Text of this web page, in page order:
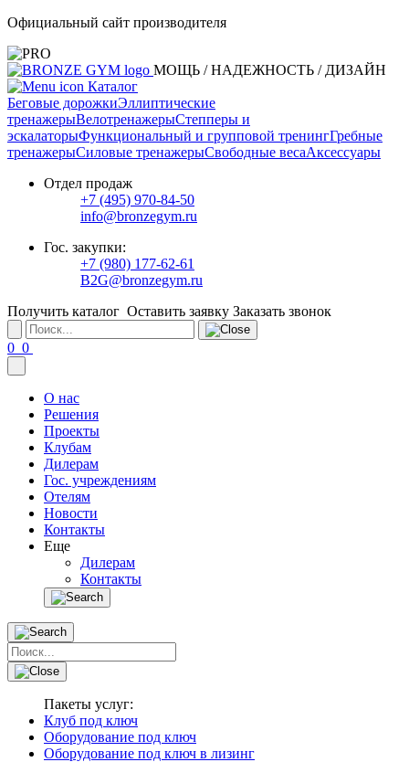
Официальный сайт производителя
МОЩЬ / НАДЕЖНОСТЬ / ДИЗАЙН
Каталог
Беговые дорожкиЭллиптические
тренажерыВелотренажерыСтепперы и
эскалаторыФункциональный и групповой тренингГребные
тренажерыСиловые тренажерыСвободные весаАксессуары
Отдел продаж
+7 (495) 970-84-50
info@bronzegym.ru
Гос. закупки:
+7 (980) 177-62-61
B2G@bronzegym.ru
Получить каталог Оставить заявку Заказать звонок
0 0
О нас
Решения
Проекты
Клубам
Дилерам
Гос. учреждениям
Отелям
Новости
Контакты
Еще
Дилерам
Контакты
Пакеты услуг:
Клуб под ключ
Оборудование под ключ
Оборудование под ключ в лизинг